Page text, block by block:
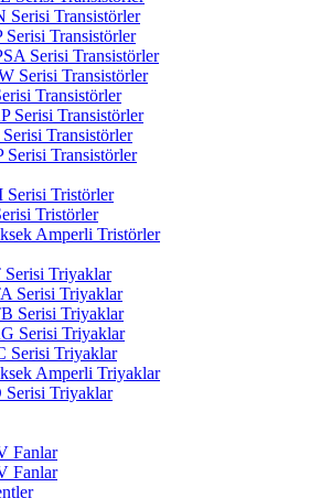
Serisi Transistörler
Serisi Transistörler
Serisi Transistörler
Serisi Transistörler
Transistörler
Serisi Transistörler
Transistörler
Serisi Transistörler
Serisi Tristörler
Tristörler
Amperli Tristörler
Serisi Triyaklar
Serisi Triyaklar
Serisi Triyaklar
Serisi Triyaklar
Serisi Triyaklar
Amperli Triyaklar
Serisi Triyaklar
Fanlar
Fanlar